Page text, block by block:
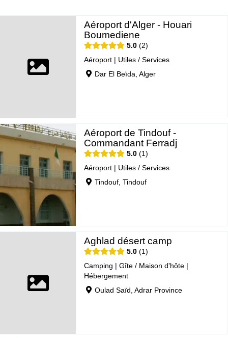
Aéroport d'Alger - Houari
Boumediene
5.0
2
Aéroport | Utiles / Services
Dar El Beïda, Alger
Aéroport de Tindouf -
Commandant Ferradj
5.0
1
Aéroport | Utiles / Services
Tindouf, Tindouf
Aghlad désert camp
5.0
1
Camping |Gîte / Maison d'hôte |
Hébergement
Oulad Saïd, Adrar Province